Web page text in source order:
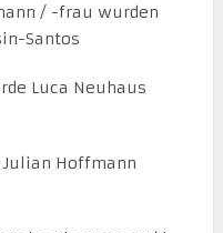
/ -frau wurden
Santos
Luca Neuhaus
Hoffmann